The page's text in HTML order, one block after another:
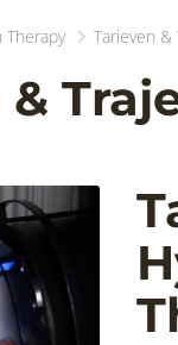
Therapy Tarieven &
&